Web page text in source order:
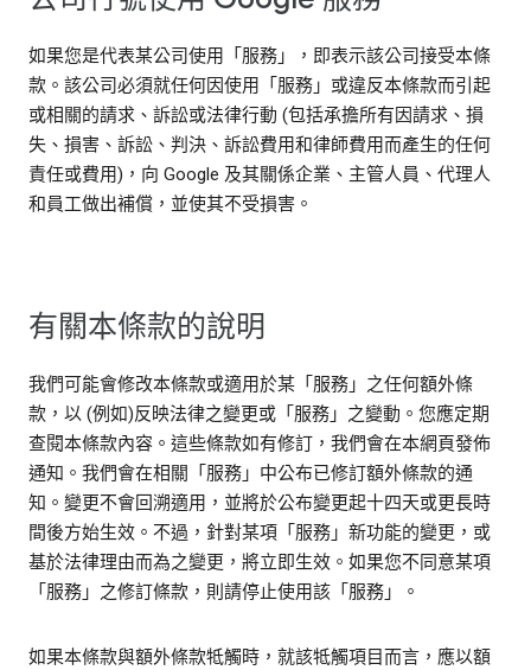
如果您是代表某公司使用「服務」，即表示該公司接受本條
款。該公司必須就任何因使用「服務」或違反本條款而引起
或相關的請求、訴訟或法律行動 (包括承擔所有因請求、損
失、損害、訴訟、判決、訴訟費用和律師費用而產生的任何
責任或費用)，向 Google 及其關係企業、主管人員、代理人
和員工做出補償，並使其不受損害。
有關本條款的說明
我們可能會修改本條款或適用於某「服務」之任何額外條
款，以 (例如)反映法律之變更或「服務」之變動。您應定期
查閱本條款內容。這些條款如有修訂，我們會在本網頁發佈
通知。我們會在相關「服務」中公布已修訂額外條款的通
知。變更不會回溯適用，並將於公布變更起十四天或更長時
間後方始生效。不過，針對某項「服務」新功能的變更，或
基於法律理由而為之變更，將立即生效。如果您不同意某項
「服務」之修訂條款，則請停止使用該「服務」。
如果本條款與額外條款牴觸時，就該牴觸項目而言，應以額